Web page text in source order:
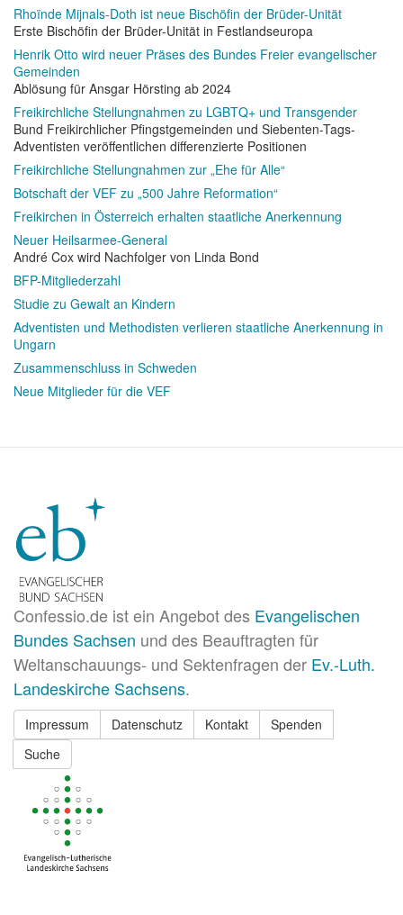
Rhoïnde Mijnals-Doth ist neue Bischöfin der Brüder-Unität
Erste Bischöfin der Brüder-Unität in Festlandseuropa
Henrik Otto wird neuer Präses des Bundes Freier evangelischer
Gemeinden
Ablösung für Ansgar Hörsting ab 2024
Freikirchliche Stellungnahmen zu LGBTQ+ und Transgender
Bund Freikirchlicher Pfingstgemeinden und Siebenten-Tags-
Adventisten veröffentlichen differenzierte Positionen
Freikirchliche Stellungnahmen zur „Ehe für Alle“
Botschaft der VEF zu „500 Jahre Reformation“
Freikirchen in Österreich erhalten staatliche Anerkennung
Neuer Heilsarmee-General
André Cox wird Nachfolger von Linda Bond
BFP-Mitgliederzahl
Studie zu Gewalt an Kindern
Adventisten und Methodisten verlieren staatliche Anerkennung in
Ungarn
Zusammenschluss in Schweden
Neue Mitglieder für die VEF
Confessio.de ist ein Angebot des Evangelischen
Bundes Sachsen und des Beauftragten für
Weltanschauungs- und Sektenfragen der Ev.-Luth.
Landeskirche Sachsens.
Impressum Datenschutz Kontakt
Spenden
Suche